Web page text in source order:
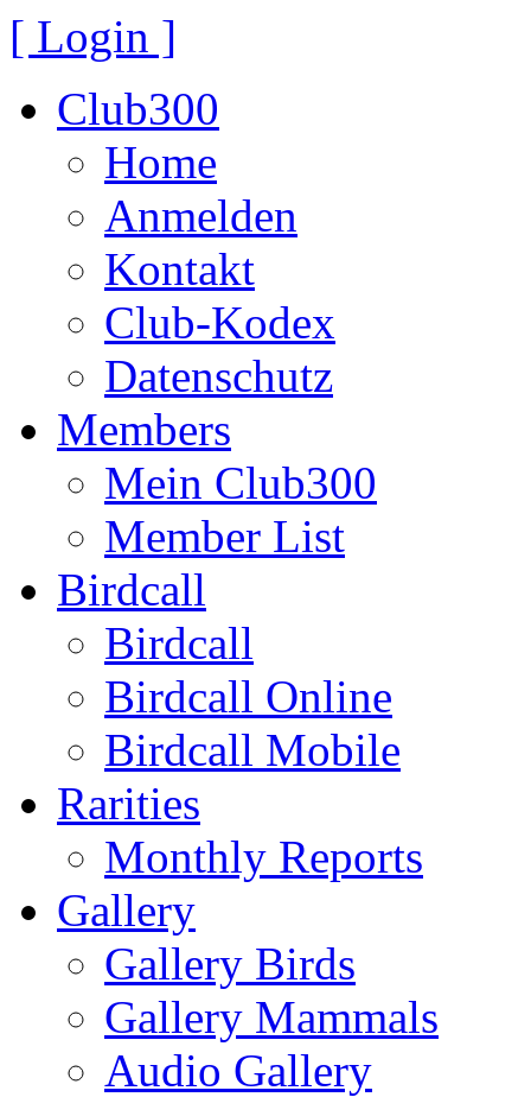
[ Login ]
Club300
Home
Anmelden
Kontakt
Club-Kodex
Datenschutz
Members
Mein Club300
Member List
Birdcall
Birdcall
Birdcall Online
Birdcall Mobile
Rarities
Monthly Reports
Gallery
Gallery Birds
Gallery Mammals
Audio Gallery